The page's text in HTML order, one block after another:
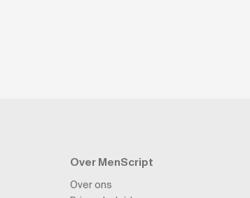
Over MenScript
Over ons